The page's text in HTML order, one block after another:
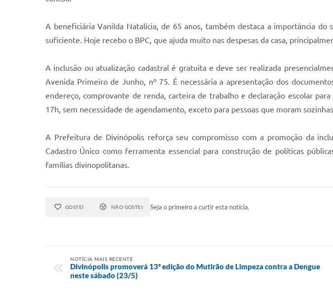
A beneficiária Vanilda Natalícia, de 65 anos, também destaca a importância
suficiente. Hoje recebo o BPC, que ajuda muito nas despesas da casa,
A inclusão ou atualização cadastral é gratuita e deve ser realizada
Avenida Primeiro de Junho, nº 75. É necessária a apresentação dos
endereço, comprovante de renda, carteira de trabalho e declaração escolar
17h, sem necessidade de agendamento, exceto para pessoas que moram
A Prefeitura de Divinópolis reforça seu compromisso com a promoção da
Cadastro Único como ferramenta essencial para construção de políticas
famílias divinopolitanas.
GOSTEI NÃO GOSTEI Seja o primeiro a curtir esta notícia.
NOTÍCIA MAIS RECENTE
Divinópolis promoverá 13ª edição do Mutirão de Limpeza contra a Dengue
neste sábado (23/5)